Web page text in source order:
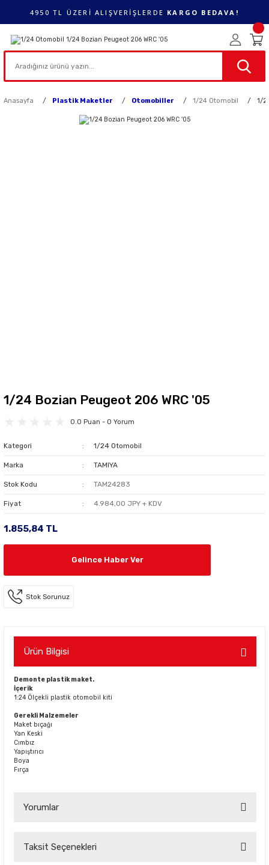
4950 TL ÜZERİ ALIŞVERİŞLERDE KARGO BEDAVA!
Anasayfa Plastik Maketler Otomobiller 1/24 Otomobil 1/
1/24 Bozian Peugeot 206 WRC '05
0.0 Puan - 0 Yorum
Kategori 1/24 Otomobil
Marka TAMIYA
Stok Kodu TAM24283
Fiyat 4.984,00 JPY + KDV
1.855,84 TL
Gelince Haber Ver
Stok Sorunuz
Ürün Bilgisi
Demonte plastik maket.
İçerik
1:24 Ölçekli plastik otomobil kiti
Gerekli Malzemeler
Maket bıçağı
Yan Keski
Cımbız
Yapıştırıcı
Boya
Fırça
Yorumlar
Taksit Seçenekleri